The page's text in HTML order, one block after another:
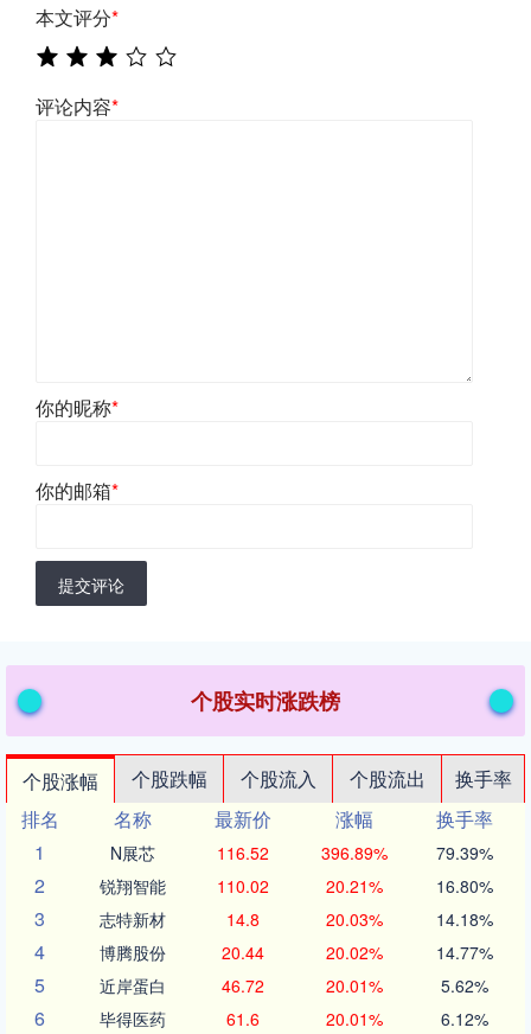
本文评分*
评论内容*
你的昵称*
你的邮箱*
提交评论
个股实时涨跌榜
个股涨幅 个股跌幅 个股流入 个股流出
换手率
排名
名称 最新价 涨幅
换手率
1
N展芯 116.52 396.89% 79.39%
2 锐翔智能 110.02 20.21% 16.80%
3 志特新材 14.8 20.03% 14.18%
4 博腾股份 20.44 20.02% 14.77%
5 近岸蛋白 46.72 20.01% 5.62%
6 毕得医药 61.6 20.01% 6.12%